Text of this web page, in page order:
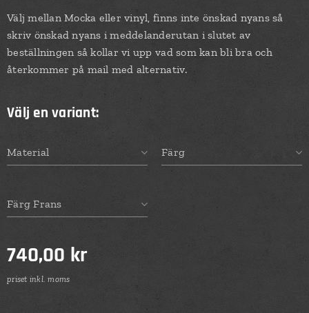
Välj mellan Mocka eller vinyl, finns inte önskad nyans så
skriv önskad nyans i meddelanderutan i slutet av
beställningen så kollar vi upp vad som kan bli bra och
återkommer på mail med alternativ.
Välj en variant:
Material Färg
Färg Frans
740,00 kr
priset inkl. moms